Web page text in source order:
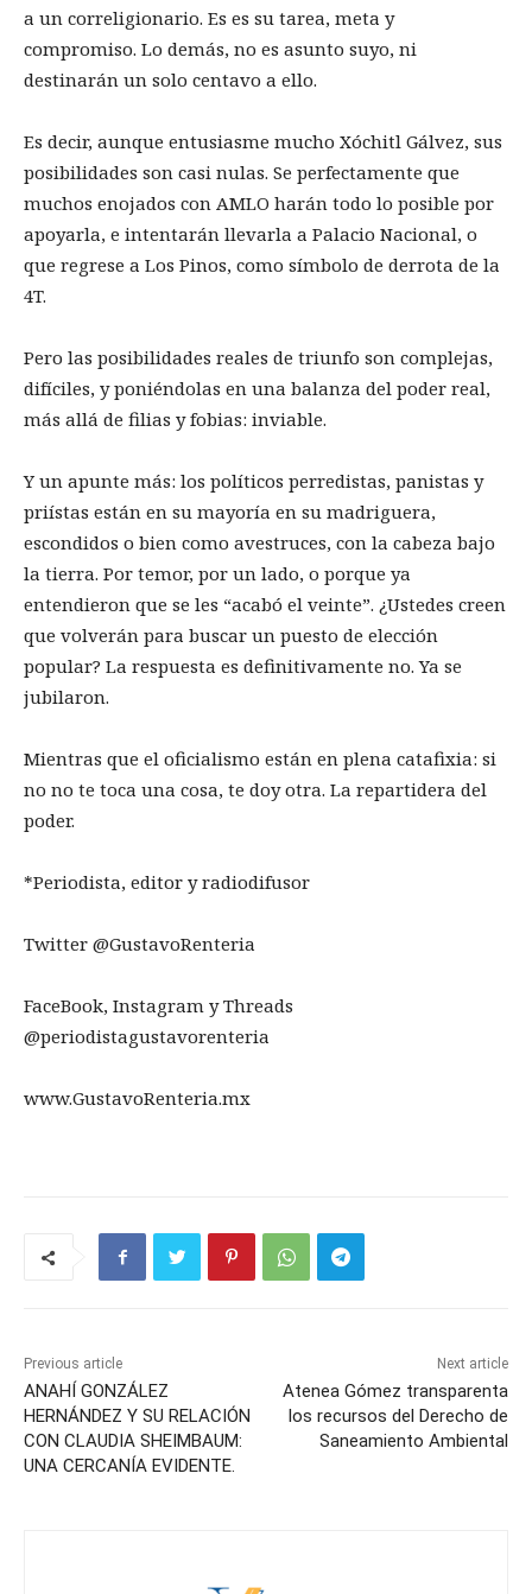
a un correligionario. Es es su tarea, meta y
compromiso. Lo demás, no es asunto suyo, ni
destinarán un solo centavo a ello.
Es decir, aunque entusiasme mucho Xóchitl Gálvez, sus
posibilidades son casi nulas. Se perfectamente que
muchos enojados con AMLO harán todo lo posible por
apoyarla, e intentarán llevarla a Palacio Nacional, o
que regrese a Los Pinos, como símbolo de derrota de la
4T.
Pero las posibilidades reales de triunfo son complejas,
difíciles, y poniéndolas en una balanza del poder real,
más allá de filias y fobias: inviable.
Y un apunte más: los políticos perredistas, panistas y
priístas están en su mayoría en su madriguera,
escondidos o bien como avestruces, con la cabeza bajo
la tierra. Por temor, por un lado, o porque ya
entendieron que se les “acabó el veinte”. ¿Ustedes creen
que volverán para buscar un puesto de elección
popular? La respuesta es definitivamente no. Ya se
jubilaron.
Mientras que el oficialismo están en plena catafixia: si
no no te toca una cosa, te doy otra. La repartidera del
poder.
*Periodista, editor y radiodifusor
Twitter @GustavoRenteria
FaceBook, Instagram y Threads
@periodistagustavorenteria
www.GustavoRenteria.mx
Previous article
ANAHÍ GONZÁLEZ
HERNÁNDEZ Y SU RELACIÓN
CON CLAUDIA SHEIMBAUM:
UNA CERCANÍA EVIDENTE.
Next article
Atenea Gómez transparenta
los recursos del Derecho de
Saneamiento Ambiental